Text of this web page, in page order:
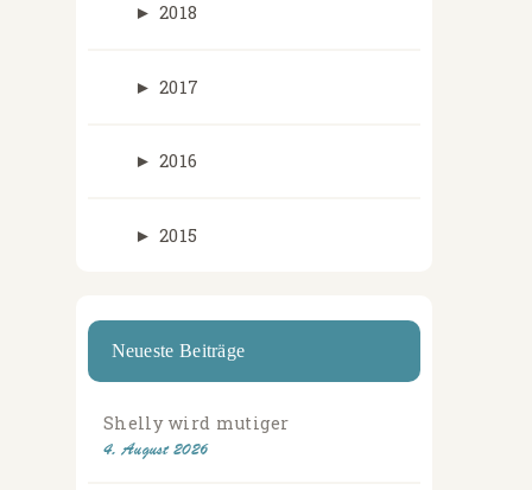
► 2018
► 2017
► 2016
► 2015
Neueste Beiträge
Shelly wird mutiger
4. August 2026